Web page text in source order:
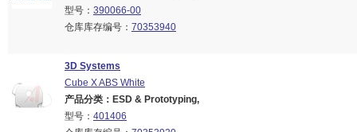
型号： 390066-00
仓库库存编号： 70353940
3D Systems
Cube X ABS White
产品分类：ESD & Prototyping,
型号： 401406